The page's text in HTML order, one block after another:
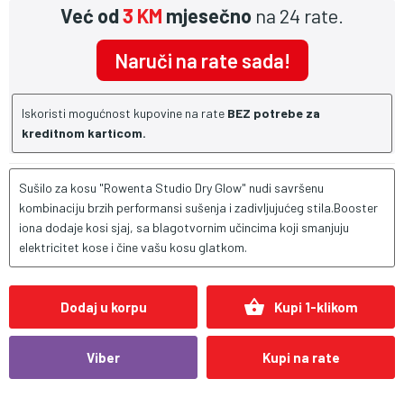
Već od3 KM mjesečno na 24 rate.
Naruči na rate sada!
Iskoristi mogućnost kupovine na rate BEZ potrebe za
kreditnom karticom.
Sušilo za kosu "Rowenta Studio Dry Glow" nudi savršenu
kombinaciju brzih performansi sušenja i zadivljujućeg stila.Booster
iona dodaje kosi sjaj, sa blagotvornim učincima koji smanjuju
elektricitet kose i čine vašu kosu glatkom.
Dodaj u korpu shopping_basket Kupi 1-klikom
Viber Kupi na rate